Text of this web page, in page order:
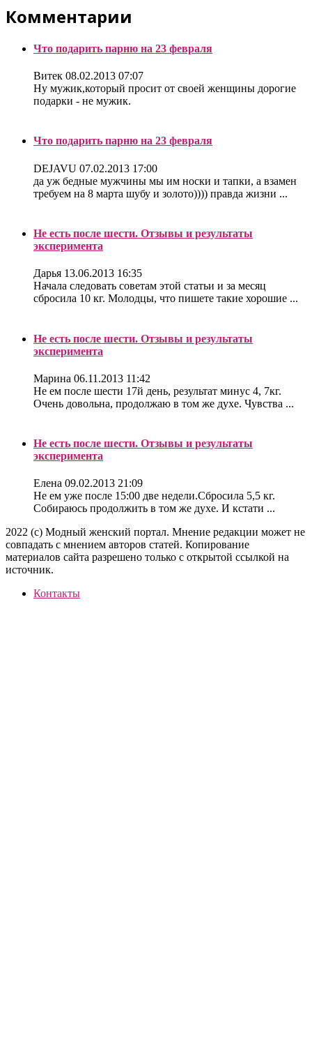
Комментарии
Что подарить парню на 23 февраля
Витек 08.02.2013 07:07
Ну мужик,который просит от своей женщины дорогие
подарки - не мужик.
Что подарить парню на 23 февраля
DEJAVU 07.02.2013 17:00
да уж бедные мужчины мы им носки и тапки, а взамен
требуем на 8 марта шубу и золото)))) правда жизни ...
Не есть после шести. Отзывы и результаты
эксперимента
Дарья 13.06.2013 16:35
Начала следовать советам этой статьи и за месяц
сбросила 10 кг. Молодцы, что пишете такие хорошие ...
Не есть после шести. Отзывы и результаты
эксперимента
Марина 06.11.2013 11:42
Не ем после шести 17й день, результат минус 4, 7кг.
Очень довольна, продолжаю в том же духе. Чувства ...
Не есть после шести. Отзывы и результаты
эксперимента
Елена 09.02.2013 21:09
Не ем уже после 15:00 две недели.Сбросила 5,5 кг.
Собираюсь продолжить в том же духе. И кстати ...
2022 (c) Модный женский портал. Мнение редакции может не
совпадать с мнением авторов статей. Копирование
материалов сайта разрешено только с открытой ссылкой на
источник.
Контакты